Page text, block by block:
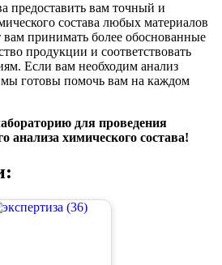
предоставить вам точный и
состава любых материалов
принимать более обоснованные
продукции и соответствовать
Если вам необходим анализ
готовы помочь вам на каждом
для проведения
анализа химического состава!